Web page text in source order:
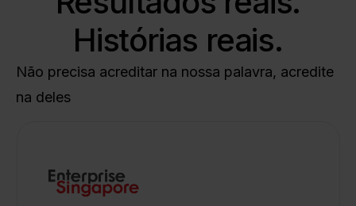
Histórias reais.
Não precisa acreditar na nossa palavra, acredite
na deles